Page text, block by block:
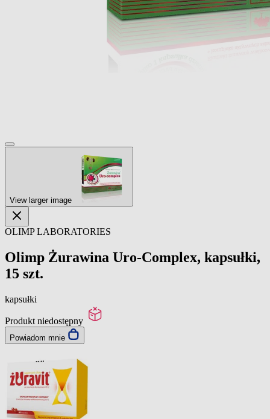
View larger image
OLIMP LABORATORIES
Olimp Żurawina Uro-Complex, kapsułki,
15 szt.
kapsułki
Produkt niedostępny
Powiadom mnie